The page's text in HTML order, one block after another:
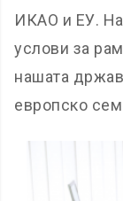
ИКАО и ЕУ. На
услови за
нашата
европско